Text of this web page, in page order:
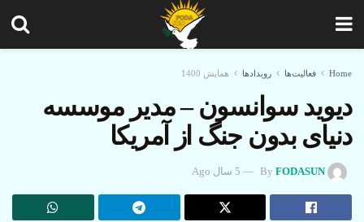
Home فعالیت‌ها رویدادها همایش 1400
دیوید سوانسون – مدیر موسسه
دنیای بدون جنگ از آمریکا
By FODASUN 5 سال Ago